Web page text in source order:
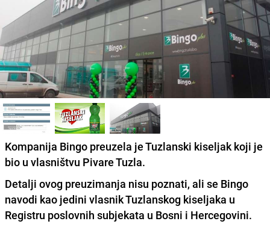
Kompanija Bingo preuzela je Tuzlanski kiseljak koji je
bio u vlasništvu Pivare Tuzla.
Detalji ovog preuzimanja nisu poznati, ali se Bingo
navodi kao jedini vlasnik Tuzlanskog kiseljaka u
Registru poslovnih subjekata u Bosni i Hercegovini.